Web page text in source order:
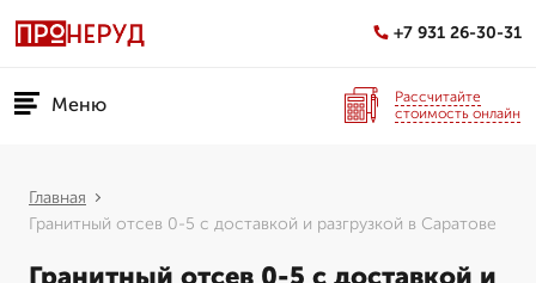
+7 931 26-30-31
Меню
Рассчитайте
стоимость онлайн
Главная
Гранитный отсев 0-5 с доставкой и разгрузкой в Саратове
Гранитный отсев 0-5 с доставкой и